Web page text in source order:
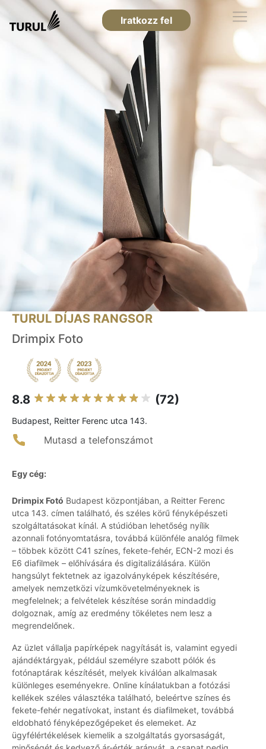
Iratkozz fel
TURUL DÍJAS RANGSOR
Drimpix Foto
8.8 (72)
Budapest, Reitter Ferenc utca 143.
Mutasd a telefonszámot
Egy cég:
Drimpix Fotó Budapest központjában, a Reitter Ferenc
utca 143. címen található, és széles körű fényképészeti
szolgáltatásokat kínál. A stúdióban lehetőség nyílik
azonnali fotónyomtatásra, továbbá különféle analóg filmek
– többek között C41 színes, fekete-fehér, ECN-2 mozi és
E6 diafilmek – előhívására és digitalizálására. Külön
hangsúlyt fektetnek az igazolványképek készítésére,
amelyek nemzetközi vízumkövetelményeknek is
megfelelnek; a felvételek készítése során mindaddig
dolgoznak, amíg az eredmény tökéletes nem lesz a
megrendelőnek.
Az üzlet vállalja papírképek nagyítását is, valamint egyedi
ajándéktárgyak, például személyre szabott pólók és
fotónaptárak készítését, melyek kiválóan alkalmasak
különleges eseményekre. Online kínálatukban a fotózási
kellékek széles választéka található, beleértve színes és
fekete-fehér negatívokat, instant és diafilmeket, továbbá
eldobható fényképezőgépeket és elemeket. Az
ügyfélértékelések kiemelik a szolgáltatás gyorsaságát,